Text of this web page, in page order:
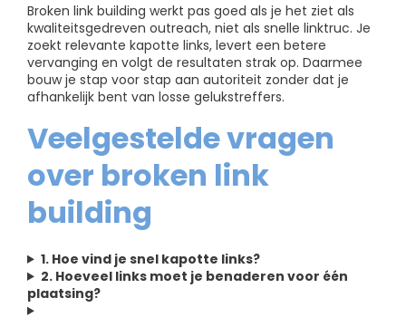
Broken link building werkt pas goed als je het ziet als
kwaliteitsgedreven outreach, niet als snelle linktruc. Je
zoekt relevante kapotte links, levert een betere
vervanging en volgt de resultaten strak op. Daarmee
bouw je stap voor stap aan autoriteit zonder dat je
afhankelijk bent van losse gelukstreffers.
Veelgestelde vragen
over broken link
building
1. Hoe vind je snel kapotte links?
2. Hoeveel links moet je benaderen voor één
plaatsing?